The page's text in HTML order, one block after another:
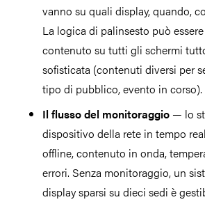
vanno su quali display, quando,
La logica di palinsesto può
contenuto su tutti gli schermi
sofisticata (contenuti diversi per
tipo di pubblico, evento in corso).
Il flusso del monitoraggio — lo
dispositivo della rete in tempo
offline, contenuto in onda,
errori. Senza monitoraggio, un
display sparsi su dieci sedi è